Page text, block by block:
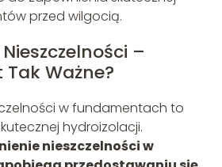
przed wilgocią.
–
Tak Ważne?
w fundamentach to
hydroizolacji.
nieszczelności w